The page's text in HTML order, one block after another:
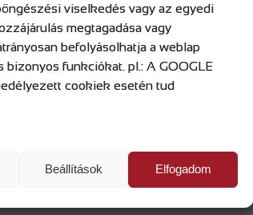
viselkedés vagy az egyedi
megtagadása vagy
befolyásolhatja a weblap
bizonyos funkciókat. pl.: A GOOGLE
cookiek esetén tud
Elfogadom
Beállítások
13. - Rotary
2023.12.19
együttműködésben idén is
Galéria